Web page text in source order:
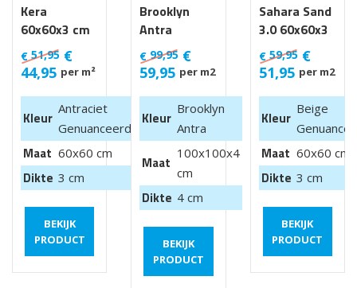
Kera
60x60x3 cm
Luik
€ 51,95 €
44,95 per m²
Kleur
Antraciet
Genuanceerd
Maat 60x60 cm
Dikte 3 cm
BEKIJK
PRODUCT
Brooklyn
Antra
100x100x4
cm van €
99,95 m2
€ 99,95 €
59,95 per m2
Kleur
Brooklyn
Antra
Maat
100x100x4
cm
Dikte 4 cm
BEKIJK
PRODUCT
Sahara Sand
3.0 60x60x3
cm
€59,95 €
51,95 per m2
Kleur
Beige
Maat 60x60 cm
Dikte 3 cm
BEKIJK
PRODUCT